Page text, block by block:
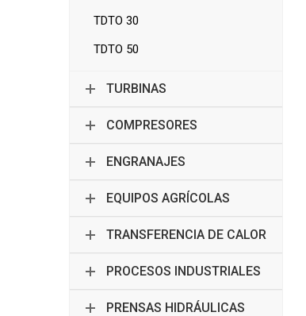
TDTO 30
TDTO 50
TURBINAS
COMPRESORES
ENGRANAJES
EQUIPOS AGRÍCOLAS
TRANSFERENCIA DE CALOR
PROCESOS INDUSTRIALES
PRENSAS HIDRÁULICAS